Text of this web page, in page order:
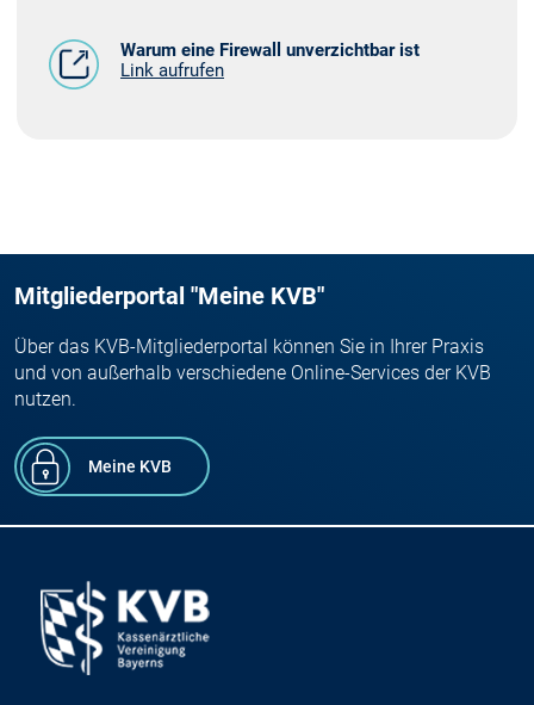
Warum eine Firewall unverzichtbar ist
Link aufrufen
Mitgliederportal "Meine KVB"
Über das KVB-Mitgliederportal können Sie in Ihrer Praxis
und von außerhalb verschiedene Online-Services der KVB
nutzen.
Meine KVB